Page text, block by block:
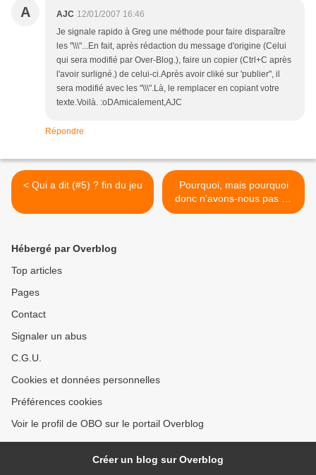
A AJC 12/01/2007 16:46
Je signale rapido à Greg une méthode pour faire disparaître
les "\\\"...En fait, après rédaction du message d'origine (Celui
qui sera modifié par Over-Blog.), faire un copier (Ctrl+C après
l'avoir surligné.) de celui-ci.Après avoir cliké sur 'publier", il
sera modifié avec les "\\\".Là, le remplacer en copiant votre
texte.Voilà. :oDAmicalement,AJC
Répondre
< Qui a dit (#5) ? fin du jeu
Pourquoi, mais pourquoi
donc n'avons-nous pas de
meilleurs journalistes? >
Hébergé par Overblog
Top articles
Pages
Contact
Signaler un abus
C.G.U.
Cookies et données personnelles
Préférences cookies
Voir le profil de OBO sur le portail Overblog
Créer un blog sur Overblog